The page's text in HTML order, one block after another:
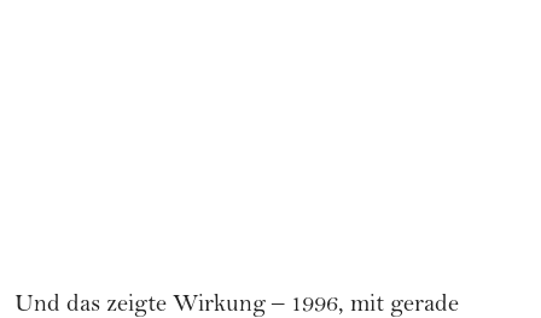
Und das zeigte Wirkung – 1996, mit gerade